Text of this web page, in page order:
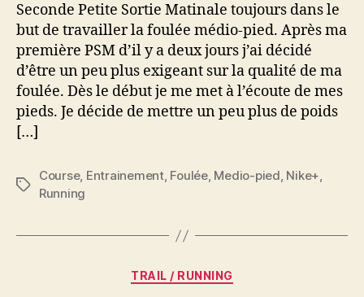
de
la
foulée
medio-
pied
#002
Seconde Petite Sortie Matinale toujours dans le
but de travailler la foulée médio-pied. Après ma
première PSM d’il y a deux jours j’ai décidé
d’être un peu plus exigeant sur la qualité de ma
foulée. Dès le début je me met à l’écoute de mes
pieds. Je décide de mettre un peu plus de poids
[…]
Étiquettes
Course, Entrainement, Foulée, Medio-pied, Nike+,
Running
Catégories
TRAIL / RUNNING